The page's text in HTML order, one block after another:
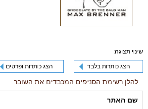
שינוי תצוגה:
הצג כותרות בלבד הצג כותרות ופרטים
להלן רשימת הסניפים המכבדים את השובר:
שם האתר